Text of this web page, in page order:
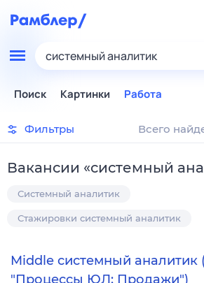
системный аналитик
Поиск Картинки Работа
Фильтры Всего
Вакансии «системный
Системный аналитик
Стажировки системный аналитик
Middle системный аналитик
"Процессы ЮЛ: Продажи")